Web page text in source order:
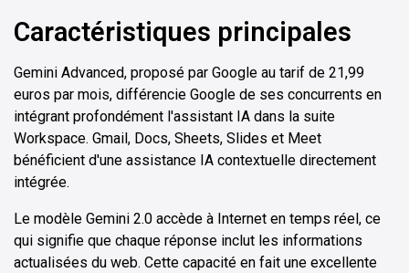
Caractéristiques principales
Gemini Advanced, proposé par Google au tarif de 21,99
euros par mois, différencie Google de ses concurrents en
intégrant profondément l'assistant IA dans la suite
Workspace. Gmail, Docs, Sheets, Slides et Meet
bénéficient d'une assistance IA contextuelle directement
intégrée.
Le modèle Gemini 2.0 accède à Internet en temps réel, ce
qui signifie que chaque réponse inclut les informations
actualisées du web. Cette capacité en fait une excellente